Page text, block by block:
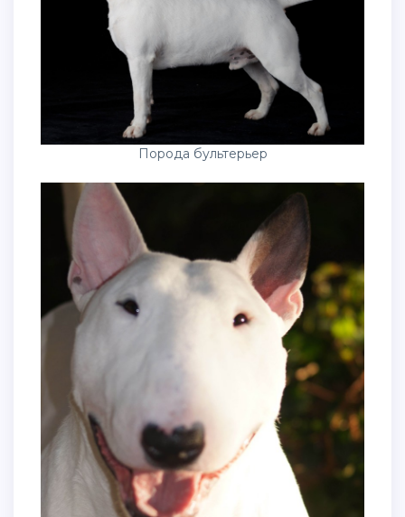
Порода бультерьер